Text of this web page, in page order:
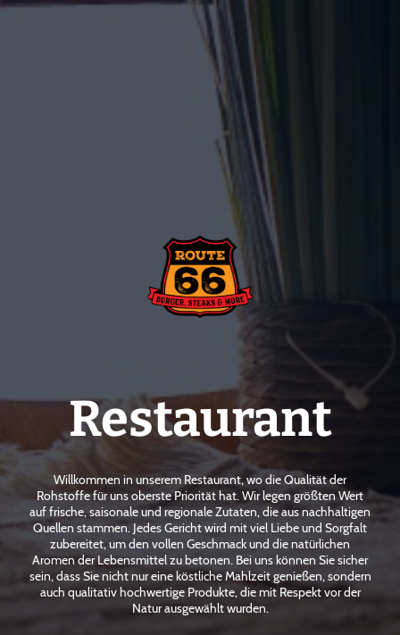
Restaurant
Willkommen in unserem Restaurant, wo die Qualität der
Rohstoffe für uns oberste Priorität hat. Wir legen größten Wert
auf frische, saisonale und regionale Zutaten, die aus nachhaltigen
Quellen stammen. Jedes Gericht wird mit viel Liebe und Sorgfalt
zubereitet, um den vollen Geschmack und die natürlichen
Aromen der Lebensmittel zu betonen. Bei uns können Sie sicher
sein, dass Sie nicht nur eine köstliche Mahlzeit genießen, sondern
auch qualitativ hochwertige Produkte, die mit Respekt vor der
Natur ausgewählt wurden.